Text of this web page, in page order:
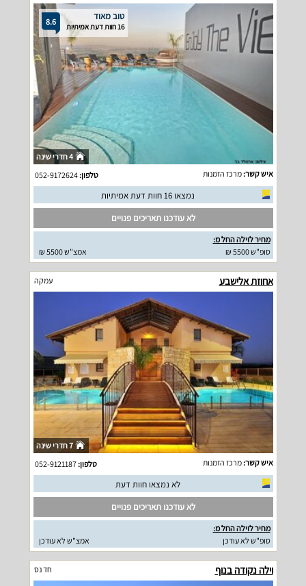
8.6 טוב מאוד
16 חוות דעת אמיתיות
4 חדרי שינה
איש קשר:מרכז הזמנות טלפון:052-9172624
נמצאו 16 חוות דעת אמיתיות
לא עודכנו תאריכים פנויים
מחיר לוילה החל מ:
סופ"ש 5500 ₪
אמצ"ש 5500 ₪
אחוזת אלישבע עמקה
7 חדרי שינה
איש קשר:מרכז הזמנות טלפון:052-9121187
לא נמצאו חוות דעת
לא עודכנו תאריכים פנויים
מחיר לוילה החל מ:
סופ"ש לא עודכן
אמצ"ש לא עודכן
וילה נקודה בנוף חד נס